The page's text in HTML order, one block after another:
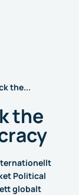
the...
the
Political
ett globalt